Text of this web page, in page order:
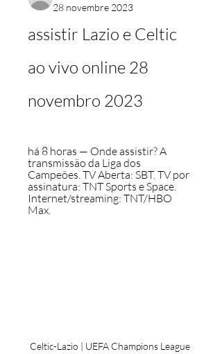
28 novembre 2023
assistir Lazio e Celtic
ao vivo online 28
novembro 2023
há 8 horas — Onde assistir? A
transmissão da Liga dos
Campeões. TV Aberta: SBT. TV por
assinatura: TNT Sports e Space.
Internet/streaming: TNT/HBO
Max.
Celtic-Lazio | UEFA Champions League